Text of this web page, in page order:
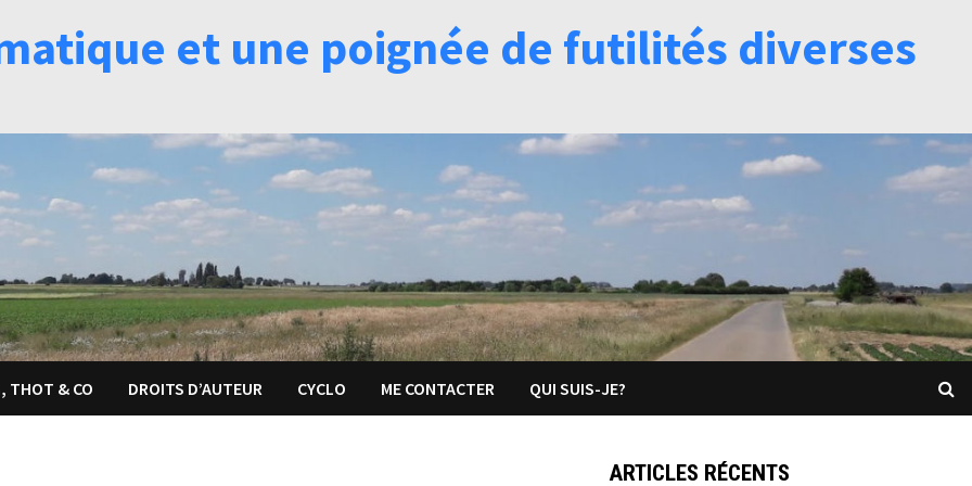
et une poignée de futilités diverses
THOT & CO DROITS D’AUTEUR CYCLO ME CONTACTER QUI SUIS-JE?
ARTICLES RÉCENTS